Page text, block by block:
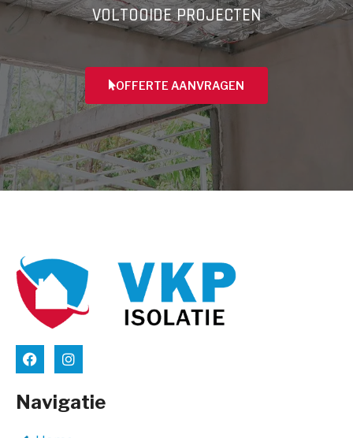
VOLTOOIDE PROJECTEN
OFFERTE AANVRAGEN
Navigatie